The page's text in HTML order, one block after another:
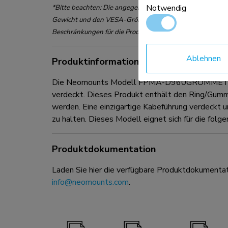
*Bitte beachten: Die angegebenen Zollgrößen sind nur
Gewicht und den VESA-Größen. Das maximale Gewicht
Beschränkungen für die Produkte und sollten nicht
Produktinformationen
Die Neomounts Modell FPMA-
verdeckt. Dieses Produkt enthält den Ring/
werden. Eine einzigartige Kabeführung
zu halten. Dieses Modell eignet sich für die
Produktdokumentation
Laden Sie hier die verfügbare
info@neomounts.com.
Notwendig
Ablehnen